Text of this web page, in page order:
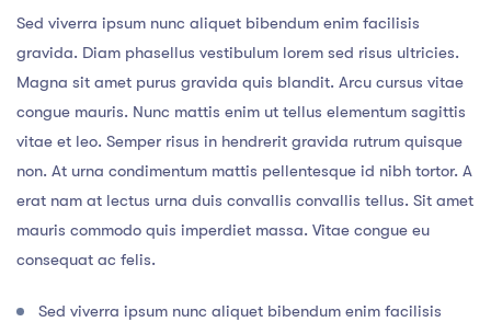
Sed viverra ipsum nunc aliquet bibendum enim facilisis
gravida. Diam phasellus vestibulum lorem sed risus ultricies.
Magna sit amet purus gravida quis blandit. Arcu cursus vitae
congue mauris. Nunc mattis enim ut tellus elementum sagittis
vitae et leo. Semper risus in hendrerit gravida rutrum quisque
non. At urna condimentum mattis pellentesque id nibh tortor. A
erat nam at lectus urna duis convallis convallis tellus. Sit amet
mauris commodo quis imperdiet massa. Vitae congue eu
consequat ac felis.
Sed viverra ipsum nunc aliquet bibendum enim facilisis